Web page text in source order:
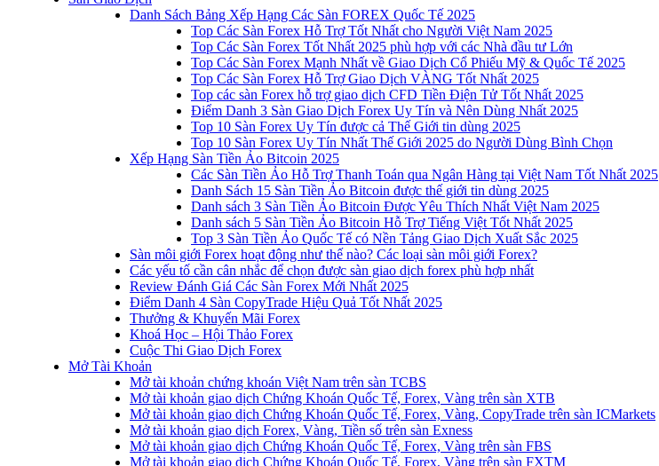
Danh Sách Bảng Xếp Hạng Các Sàn FOREX Quốc Tế 2025
Top Các Sàn Forex Hỗ Trợ Tốt Nhất cho Người Việt Nam 2025
Top Các Sàn Forex Tốt Nhất 2025 phù hợp với các Nhà đầu tư Lớn
Top Các Sàn Forex Mạnh Nhất về Giao Dịch Cổ Phiếu Mỹ & Quốc Tế 2025
Top Các Sàn Forex Hỗ Trợ Giao Dịch VÀNG Tốt Nhất 2025
Top các sàn Forex hỗ trợ giao dịch CFD Tiền Điện Tử Tốt Nhất 2025
Điểm Danh 3 Sàn Giao Dịch Forex Uy Tín và Nên Dùng Nhất 2025
Top 10 Sàn Forex Uy Tín được cả Thế Giới tin dùng 2025
Top 10 Sàn Forex Uy Tín Nhất Thế Giới 2025 do Người Dùng Bình Chọn
Xếp Hạng Sàn Tiền Ảo Bitcoin 2025
Các Sàn Tiền Ảo Hỗ Trợ Thanh Toán qua Ngân Hàng tại Việt Nam Tốt Nhất 2025
Danh Sách 15 Sàn Tiền Ảo Bitcoin được thế giới tin dùng 2025
Danh sách 3 Sàn Tiền Ảo Bitcoin Được Yêu Thích Nhất Việt Nam 2025
Danh sách 5 Sàn Tiền Ảo Bitcoin Hỗ Trợ Tiếng Việt Tốt Nhất 2025
Top 3 Sàn Tiền Ảo Quốc Tế có Nền Tảng Giao Dịch Xuất Sắc 2025
Sàn môi giới Forex hoạt động như thế nào? Các loại sàn môi giới Forex?
Các yếu tố cần cân nhắc để chọn được sàn giao dịch forex phù hợp nhất
Review Đánh Giá Các Sàn Forex Mới Nhất 2025
Điểm Danh 4 Sàn CopyTrade Hiệu Quả Tốt Nhất 2025
Thưởng & Khuyến Mãi Forex
Khoá Học – Hội Thảo Forex
Cuộc Thi Giao Dịch Forex
Mở Tài Khoản
Mở tài khoản chứng khoán Việt Nam trên sàn TCBS
Mở tài khoản giao dịch Chứng Khoán Quốc Tế, Forex, Vàng trên sàn XTB
Mở tài khoản giao dịch Chứng Khoán Quốc Tế, Forex, Vàng, CopyTrade trên sàn ICMarkets
Mở tài khoản giao dịch Forex, Vàng, Tiền số trên sàn Exness
Mở tài khoản giao dịch Chứng Khoán Quốc Tế, Forex, Vàng trên sàn FBS
Mở tài khoản giao dịch Chứng Khoán Quốc Tế, Forex, Vàng trên sàn FXTM